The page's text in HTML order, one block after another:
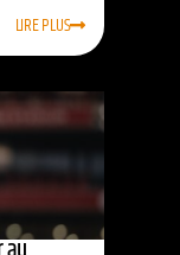
LIRE PLUS